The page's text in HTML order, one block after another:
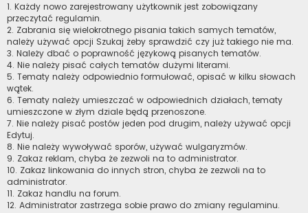
1. Każdy nowo zarejestrowany użytkownik jest zobowiązany
przeczytać regulamin.
2. Zabrania się wielokrotnego pisania takich samych tematów,
należy używać opcji Szukaj żeby sprawdzić czy już takiego nie ma.
3. Należy dbać o poprawność językową pisanych tematów.
4. Nie należy pisać całych tematów dużymi literami.
5. Tematy należy odpowiednio formułować, opisać w kilku słowach
wątek.
6. Tematy należy umieszczać w odpowiednich działach, tematy
umieszczone w złym dziale będą przenoszone.
7. Nie należy pisać postów jeden pod drugim, należy używać opcji
Edytuj.
8. Nie należy wywoływać sporów, używać wulgaryzmów.
9. Zakaz reklam, chyba że zezwoli na to administrator.
10. Zakaz linkowania do innych stron, chyba że zezwoli na to
administrator.
11. Zakaz handlu na forum.
12. Administrator zastrzega sobie prawo do zmiany regulaminu.